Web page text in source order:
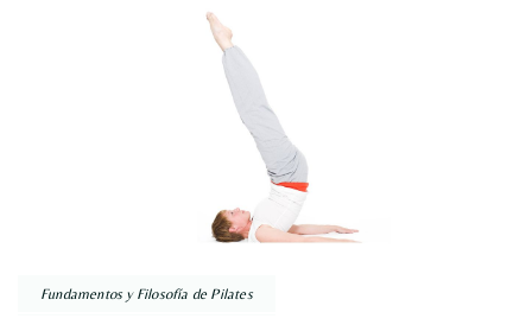
Fundamentos y Filosofía de Pilates